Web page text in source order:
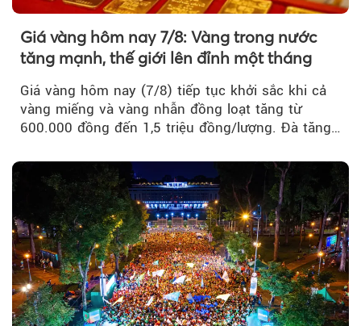
Giá vàng hôm nay 7/8: Vàng trong nước
tăng mạnh, thế giới lên đỉnh một tháng
Giá vàng hôm nay (7/8) tiếp tục khởi sắc khi cả
vàng miếng và vàng nhẫn đồng loạt tăng từ
600.000 đồng đến 1,5 triệu đồng/lượng. Đà tăng
vàng thế giới bứt phá lên mức cao nhất trong
một tháng.